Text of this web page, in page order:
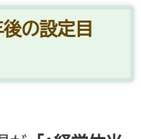
の設定目